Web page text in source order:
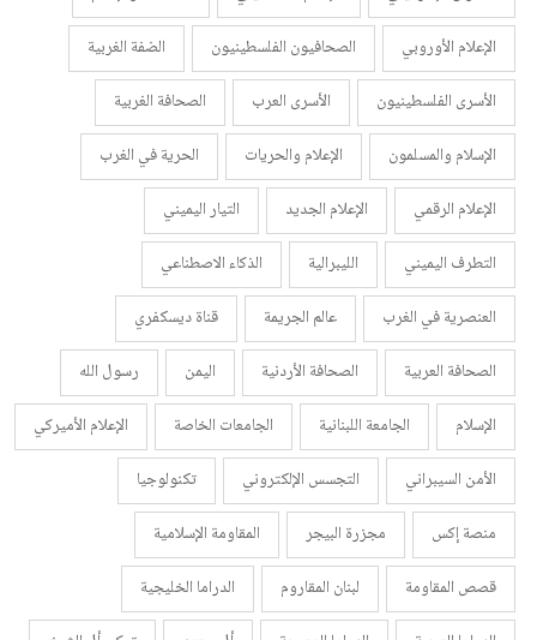
الإعلام الأوروبي
الصحافيون الفلسطينيون
الضفة الغربية
الأسرى الفلسطينيون
الأسرى العرب
الصحافة الغربية
الإسلام والمسلمون
الإعلام والحريات
الحرية في الغرب
الإعلام الرقمي
الإعلام الجديد
التيار اليميني
التطرف اليميني
الليبرالية
الذكاء الاصطناعي
العنصرية في الغرب
عالم الجريمة
قناة ديسكفري
الصحافة العربية
الصحافة الأردنية اليمن
رسول الله
الإسلام
الجامعة اللبنانية الجامعات الخاصة
الإعلام الأميركي
الأمن السيبراني
التجسس الإلكتروني
تكنولوجيا
منصة إكس
مجزرة البيجر
المقاومة الإسلامية
قصص المقاومة
لبنان المقاروم
الدراما الخليجية